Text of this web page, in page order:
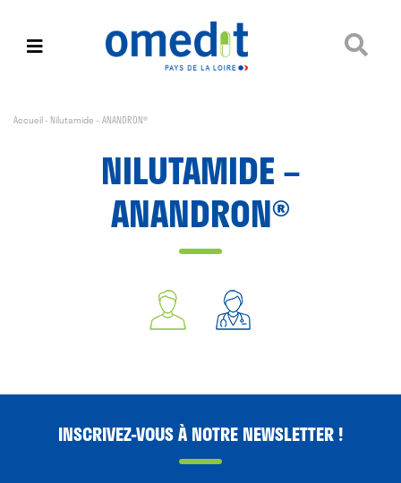
Accueil- Nilutamide – ANANDRON®
NILUTAMIDE –
ANANDRON®
INSCRIVEZ-VOUS À NOTRE NEWSLETTER !